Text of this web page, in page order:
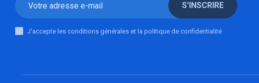
S'INSCRIRE
J'accepte les conditions générales et la politique de confidentialité